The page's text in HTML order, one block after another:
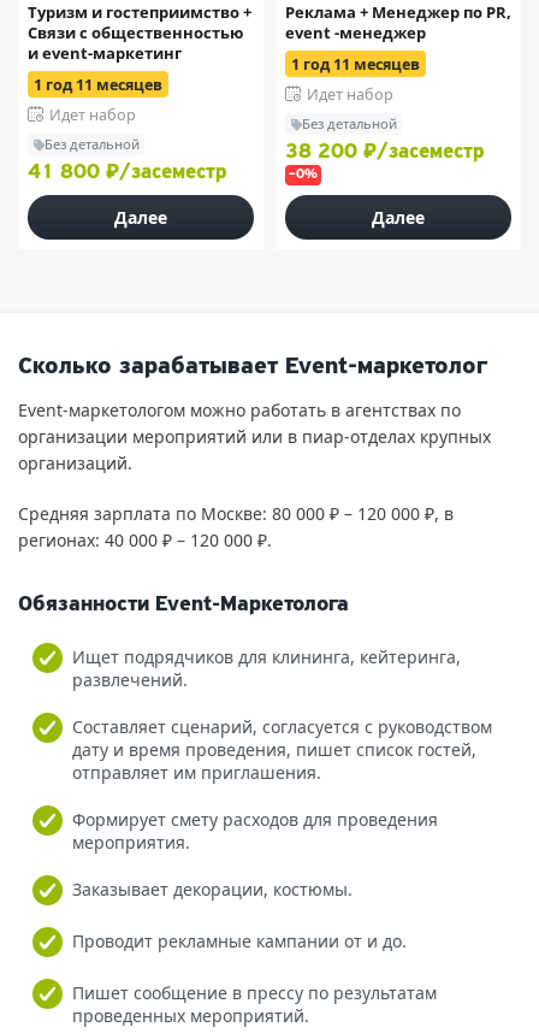
Туризм и гостеприимство +
Связи с общественностью
и event-маркетинг
1 год 11 месяцев
Идет набор
Без детальной
41 800 ₽/засеместр
Далее
Реклама + Менеджер по PR,
event -менеджер
1 год 11 месяцев
Идет набор
Без детальной
38 200 ₽/засеместр
–0%
Далее
Сколько зарабатывает Event-маркетолог
Event-маркетологом можно работать в агентствах по
организации мероприятий или в пиар-отделах крупных
организаций.
Средняя зарплата по Москве: 80 000 ₽ – 120 000 ₽, в
регионах: 40 000 ₽ – 120 000 ₽.
Обязанности Event-Маркетолога
Ищет подрядчиков для клининга, кейтеринга,
развлечений.
Составляет сценарий, согласуется с руководством
дату и время проведения, пишет список гостей,
отправляет им приглашения.
Формирует смету расходов для проведения
мероприятия.
Заказывает декорации, костюмы.
Проводит рекламные кампании от и до.
Пишет сообщение в прессу по результатам
проведенных мероприятий.